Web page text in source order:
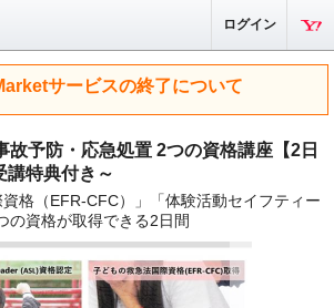
ログイン
サービスの終了について
故予防・応急処置 2つの資格講座【2日
講特典付き～
資格（EFR-CFC）」「体験活動セイフティー
の資格が取得できる2日間